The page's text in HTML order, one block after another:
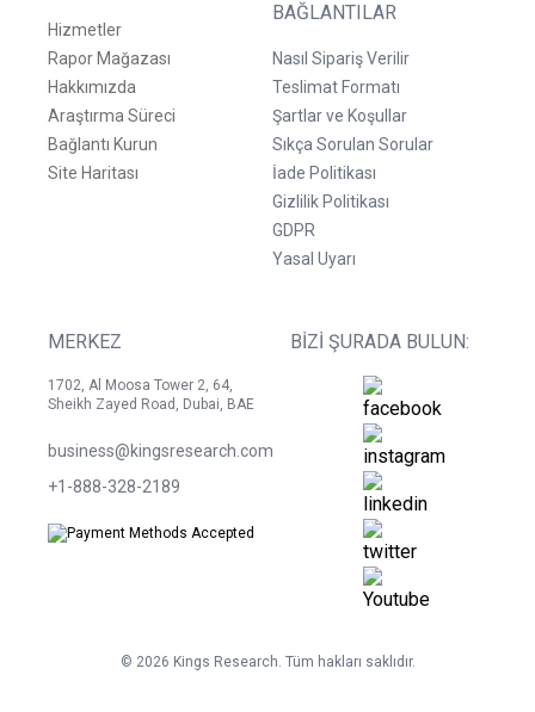
Hizmetler
Rapor Mağazası
Hakkımızda
Araştırma Süreci
Bağlantı Kurun
Site Haritası
BAĞLANTILAR
Nasıl Sipariş Verilir
Teslimat Formatı
Şartlar ve Koşullar
Sıkça Sorulan Sorular
İade Politikası
Gizlilik Politikası
GDPR
Yasal Uyarı
MERKEZ
1702, Al Moosa Tower 2, 64,
Sheikh Zayed Road, Dubai, BAE
business@kingsresearch.com
+1-888-328-2189
BIZI ŞURADA BULUN:
© 2026 Kings Research. Tüm hakları saklıdır.